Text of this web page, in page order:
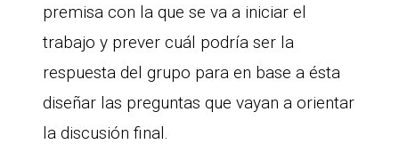
premisa con la que se va a iniciar el
trabajo y prever cuál podría ser la
respuesta del grupo para en base a ésta
diseñar las preguntas que vayan a orientar
la discusión final.